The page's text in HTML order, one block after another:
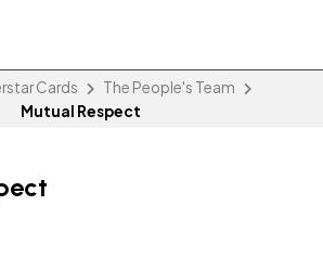
Cards
The People's Team
Mutual Respect